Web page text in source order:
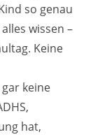
so genau
wissen –
Keine
keine
hat,